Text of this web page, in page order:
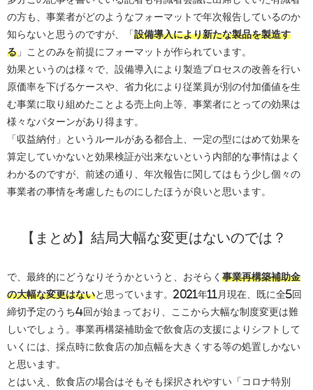
の方も、事業者がどのようなフォーマットで年次報告しているのか
知らないと思うのですが、「設備導入により新たな製品を製造す
る 」ことのみを前提にフォーマットが作られています。
効果というのは様々で、設備導入により製造プロセスの改善を行い
原価率を下げるケースや、省力化により従業員が別の付加価値を生
む事業に取り組めたことよる売上向上等、事業者にとっての効果は
様々なパターンがあり得ます。
「収益納付」というルールがある都合上、一定の型にはめて効果を
算定していかないと効果検証が出来ないという内部的な事情はよく
わかるのですが、前述の通り、年次報告に関してはもう少し個々の
事業者の事情を考慮したものにしたほうが良いと思います。
【まとめ】結局大幅な変更はないのでは？
で、最終的にどうなりそうかというと、おそらく 事業再構築補助金
の大幅な変更はないと思っています。2021年11月現在、既に全5回
締切予定のうち4回が始まっており、ここから大幅な制度変更は難
しいでしょう。事業再構築補助金で飲食店の支援によりシフトして
いくには、採点時に飲食店の加点幅を大きくする等の処置しかない
と思います。
とはいえ、飲食店の場合はそもそも採択されやすい「コロナ特別